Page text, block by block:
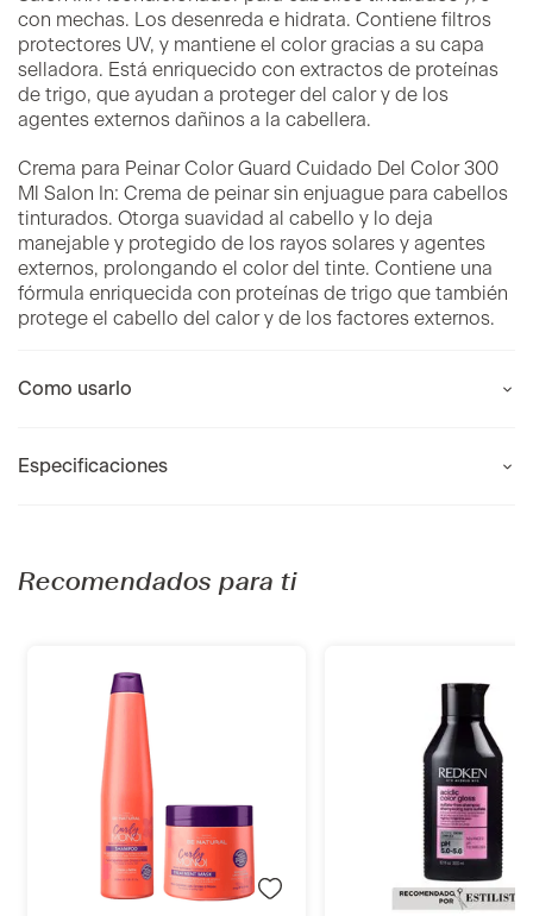
con mechas. Los desenreda e hidrata. Contiene filtros
protectores UV, y mantiene el color gracias a su capa
selladora. Está enriquecido con extractos de proteínas
de trigo, que ayudan a proteger del calor y de los
agentes externos dañinos a la cabellera.
Crema para Peinar Color Guard Cuidado Del Color 300
Ml Salon In: Crema de peinar sin enjuague para cabellos
tinturados. Otorga suavidad al cabello y lo deja
manejable y protegido de los rayos solares y agentes
externos, prolongando el color del tinte. Contiene una
fórmula enriquecida con proteínas de trigo que también
protege el cabello del calor y de los factores externos.
Como usarlo
Especificaciones
Recomendados para ti